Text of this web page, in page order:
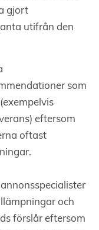
gjort
utifrån den
som
eftersom
oftast
och
förslår eftersom